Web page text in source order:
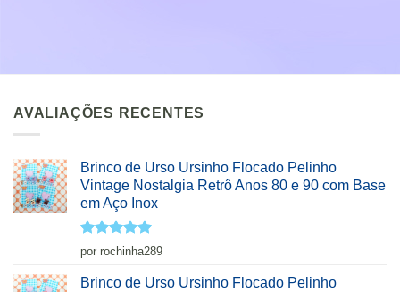
AVALIAÇÕES RECENTES
Brinco de Urso Ursinho Flocado Pelinho
Vintage Nostalgia Retrô Anos 80 e 90 com Base
em Aço Inox
Avaliação5
de 5
por rochinha289
Brinco de Urso Ursinho Flocado Pelinho